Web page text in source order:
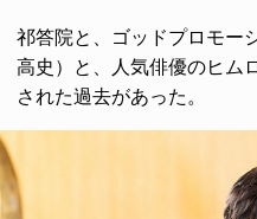
祁答院と、ゴッドプロモー
高史）と、人気俳優のヒム
された過去があった。